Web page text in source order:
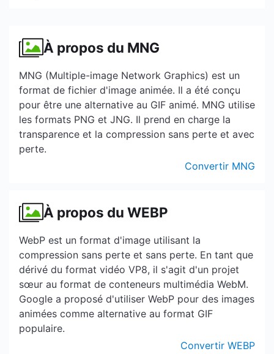
À propos du MNG
MNG (Multiple-image Network Graphics) est un
format de fichier d'image animée. Il a été conçu
pour être une alternative au GIF animé. MNG utilise
les formats PNG et JNG. Il prend en charge la
transparence et la compression sans perte et avec
perte.
Convertir MNG
À propos du WEBP
WebP est un format d'image utilisant la
compression sans perte et sans perte. En tant que
dérivé du format vidéo VP8, il s'agit d'un projet
sœur au format de conteneurs multimédia WebM.
Google a proposé d'utiliser WebP pour des images
animées comme alternative au format GIF
populaire.
Convertir WEBP